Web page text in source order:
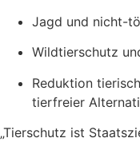
Jagd und nicht-
Wildtierschutz
Reduktion
tierfreier
„Tierschutz ist